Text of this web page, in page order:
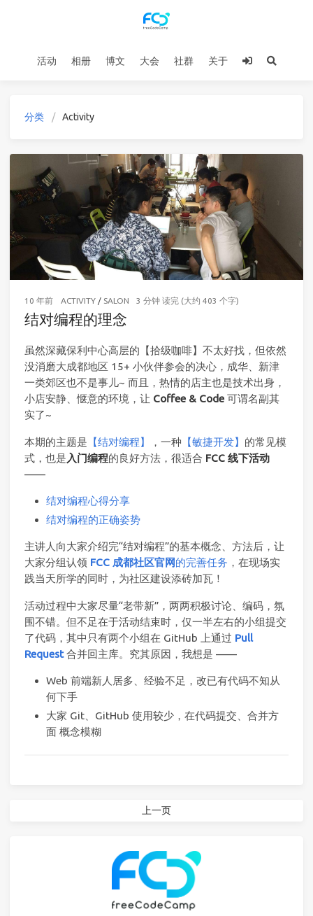
活动 相册 博文 大会 社群 关于
分类 Activity
10 年前 ACTIVITY/ SALON 3 分钟 读完 (大约 403 个字)
结对编程的理念
虽然深藏保利中心高层的【拾级咖啡】不太好找，但依然
没消磨大成都地区 15+ 小伙伴参会的决心，成华、新津
一类郊区也不是事儿~ 而且，热情的店主也是技术出身，
小店安静、惬意的环境，让 Coffee & Code 可谓名副其
实了~
本期的主题是 【结对编程】 ，一种 【敏捷开发】 的常见模
式，也是 入门编程的良好方法，很适合 FCC 线下活动
——
结对编程心得分享
结对编程的正确姿势
主讲人向大家介绍完“结对编程”的基本概念、方法后，让
大家分组认领 FCC 成都社区官网的完善任务 ，在现场实
践当天所学的同时，为社区建设添砖加瓦！
活动过程中大家尽量“老带新”，两两积极讨论、编码，氛
围不错。但不足在于活动结束时，仅一半左右的小组提交
了代码，其中只有两个小组在 GitHub 上通过 Pull
Request合并回主库。究其原因，我想是 ——
Web 前端新人居多、经验不足，改已有代码不知从
何下手
大家 Git、GitHub 使用较少，在代码提交、合并方
面 概念模糊
上一页